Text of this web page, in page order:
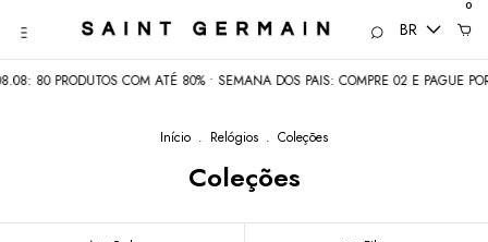
BR
0
COM ATÉ 80% • SEMANA DOS PAIS: COMPRE 02 E PAGUE POR
Início . Relógios . Coleções
Coleções